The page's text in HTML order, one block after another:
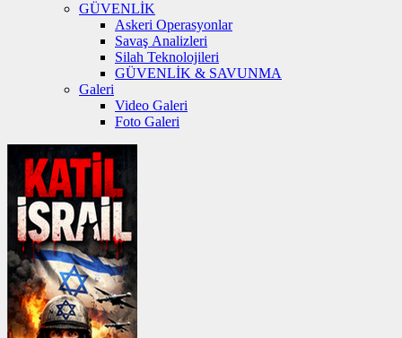
GÜVENLİK
Askeri Operasyonlar
Savaş Analizleri
Silah Teknolojileri
GÜVENLİK & SAVUNMA
Galeri
Video Galeri
Foto Galeri